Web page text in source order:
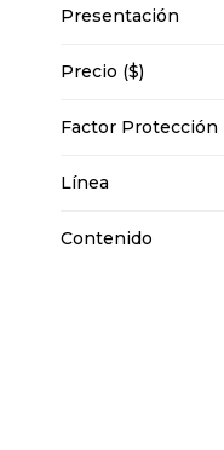
Presentación
Precio ($)
Factor Protección
Línea
Contenido